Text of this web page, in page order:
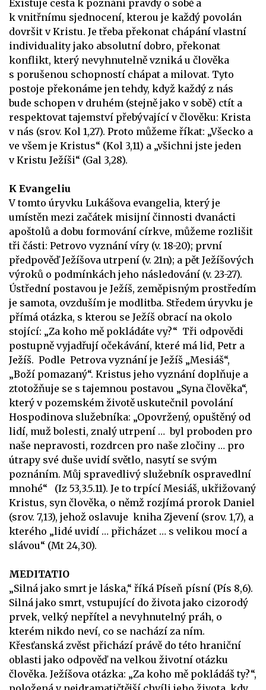
Existuje cesta k poznání pravdy o sobě a
k vnitřnímu sjednocení, kterou je každý povolán
dovršit v Kristu. Je třeba překonat chápání vlastní
individuality jako absolutní dobro, překonat
konflikt, který nevyhnutelně vzniká u člověka
s porušenou schopností chápat a milovat. Tyto
postoje překonáme jen tehdy, když každý z nás
bude schopen v druhém (stejně jako v sobě) ctít a
respektovat tajemství přebývající v člověku: Krista
v nás (srov. Kol 1,27). Proto můžeme říkat: „Všecko a
ve všem je Kristus“ (Kol 3,11) a „všichni jste jeden
v Kristu Ježíši“ (Gal 3,28).
K Evangeliu
V tomto úryvku Lukášova evangelia, který je
umístěn mezi začátek misijní činnosti dvanácti
apoštolů a dobu formování církve, můžeme rozlišit
tři části: Petrovo vyznání víry (v. 18-20); první
předpověď Ježíšova utrpení (v. 21n); a pět Ježíšových
výroků o podmínkách jeho následování (v. 23-27).
Ústřední postavou je Ježíš, zeměpisným prostředím
je samota, ovzduším je modlitba. Středem úryvku je
přímá otázka, s kterou se Ježíš obrací na okolo
stojící: „Za koho mě pokládáte vy?“ Tři odpovědi
postupně vyjadřují očekávání, které má lid, Petr a
Ježíš. Podle Petrova vyznání je Ježíš „Mesiáš“,
„Boží pomazaný“. Kristus jeho vyznání doplňuje a
ztotožňuje se s tajemnou postavou „Syna člověka“,
který v pozemském životě uskutečnil povolání
Hospodinova služebníka: „Opovržený, opuštěný od
lidí, muž bolesti, znalý utrpení … byl proboden pro
naše nepravosti, rozdrcen pro naše zločiny … pro
útrapy své duše uvidí světlo, nasytí se svým
poznáním. Můj spravedlivý služebník ospravedlní
mnohé“ (Iz 53,3.5.11). Je to trpící Mesiáš, ukřižovaný
Kristus, syn člověka, o němž rozjímá prorok Daniel
(srov. 7,13), jehož oslavuje kniha Zjevení (srov. 1,7), a
kterého „lidé uvidí … přicházet … s velikou mocí a
slávou“ (Mt 24,30).
MEDITATIO
„Silná jako smrt je láska,“ říká Píseň písní (Pís 8,6).
Silná jako smrt, vstupující do života jako cizorodý
prvek, velký nepřítel a nevyhnutelný práh, o
kterém nikdo neví, co se nachází za ním.
Křesťanská zvěst přichází právě do této hraniční
oblasti jako odpověď na velkou životní otázku
člověka. Ježíšova otázka: „Za koho mě pokládáš ty?“,